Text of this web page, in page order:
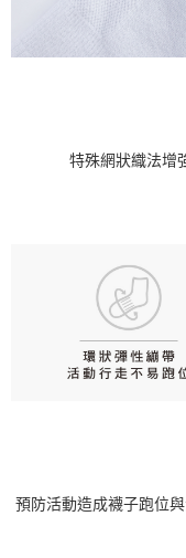
特殊網狀織法增
預防活動造成襪子跑位